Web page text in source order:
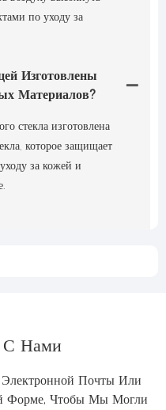
по уходу за
Изготовлены
Материалов?
стекла изготовлена
которое защищает
за кожей и
С Нами
Почты Или
Форме, Чтобы Мы Могли